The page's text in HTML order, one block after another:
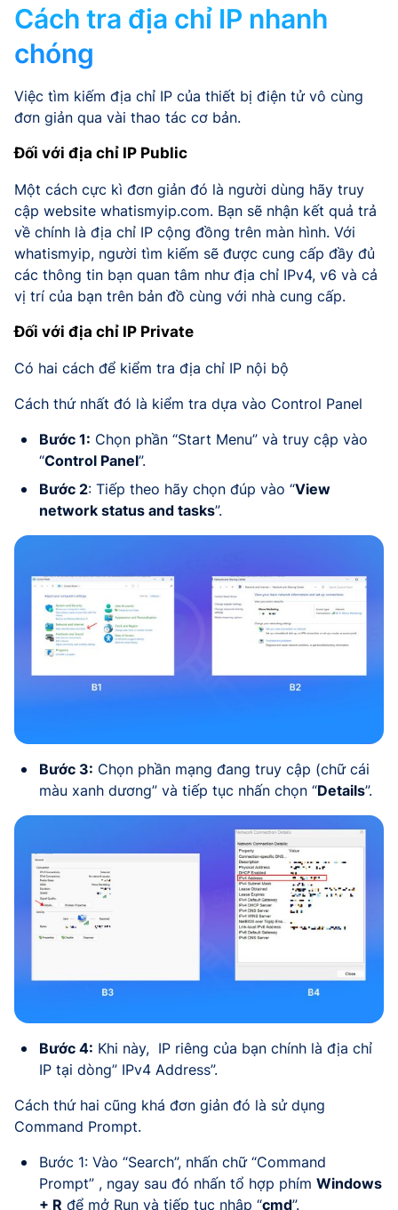
Cách tra địa chỉ IP nhanh
chóng
Việc tìm kiếm địa chỉ IP của thiết bị điện tử vô cùng
đơn giản qua vài thao tác cơ bản.
Đối với địa chỉ IP Public
Một cách cực kì đơn giản đó là người dùng hãy truy
cập website whatismyip.com. Bạn sẽ nhận kết quả trả
về chính là địa chỉ IP cộng đồng trên màn hình. Với
whatismyip, người tìm kiếm sẽ được cung cấp đầy đủ
các thông tin bạn quan tâm như địa chỉ IPv4, v6 và cả
vị trí của bạn trên bản đồ cùng với nhà cung cấp.
Đối với địa chỉ IP Private
Có hai cách để kiểm tra địa chỉ IP nội bộ
Cách thứ nhất đó là kiểm tra dựa vào Control Panel
Bước 1: Chọn phần “Start Menu” và truy cập vào
“Control Panel”.
Bước 2: Tiếp theo hãy chọn đúp vào “View
network status and tasks”.
Bước 3: Chọn phần mạng đang truy cập (chữ cái
màu xanh dương” và tiếp tục nhấn chọn “Details”.
Bước 4: Khi này, IP riêng của bạn chính là địa chỉ
IP tại dòng” IPv4 Address”.
Cách thứ hai cũng khá đơn giản đó là sử dụng
Command Prompt.
Bước 1: Vào “Search”, nhấn chữ “Command
Prompt” , ngay sau đó nhấn tổ hợp phím Windows
+ R để mở Run và tiếp tục nhập “cmd”.